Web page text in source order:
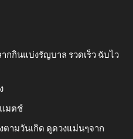
กกินแบ่งรัญบาล รวดเร็ว ฉับไว
มตช์
ามวันเกิด ดูดวงแม่นๆจาก